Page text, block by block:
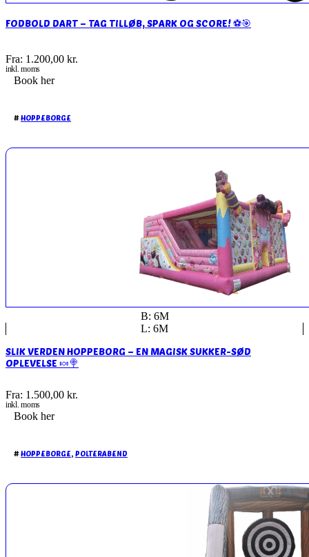
FODBOLD DART – TAG TILLØB, SPARK OG SCORE! ⚽🎯
Fra: 1.200,00 kr.
inkl. moms
Book her
#HOPPEBORGE
B: 6M
L: 6M
SLIK VERDEN HOPPEBORG – EN MAGISK SUKKER-SØD
OPLEVELSE 🍬🍭
Fra: 1.500,00 kr.
inkl. moms
Book her
#HOPPEBORGE POLTERABEND